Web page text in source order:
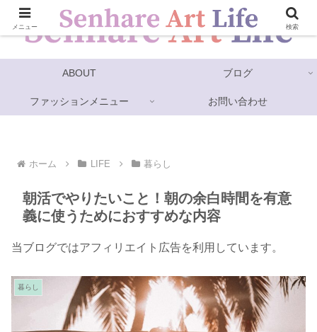
ABOUT ブログ
ファッションメニュー お問い合わせ
ホーム LIFE 暮らし
朝活でやりたいこと！朝の余白時間を有意
義に使うためにおすすめな内容
当ブログではアフィリエイト広告を利用しています。
暮らし
メニュー 検索